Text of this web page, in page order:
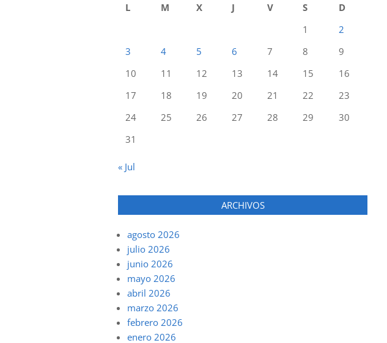
L
M X J V S
D
1
2
3
4 5 6 7 8
9
10
11 12 13 14 15
16
17
18 19 20 21 22
23
24
25 26 27 28 29
30
31
« Jul
ARCHIVOS
agosto 2026
julio 2026
junio 2026
mayo 2026
abril 2026
marzo 2026
febrero 2026
enero 2026